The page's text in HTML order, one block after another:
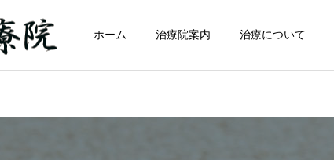
ホーム 治療院案内 治療について